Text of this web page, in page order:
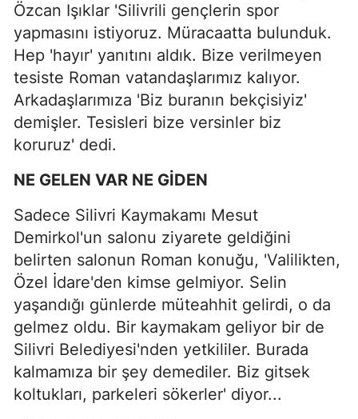
Özcan Işıklar 'Silivrili gençlerin spor
yapmasını istiyoruz. Müracaatta bulunduk.
Hep 'hayır' yanıtını aldık. Bize verilmeyen
tesiste Roman vatandaşlarımız kalıyor.
Arkadaşlarımıza 'Biz buranın bekçisiyiz'
demişler. Tesisleri bize versinler biz
koruruz' dedi.
NE GELEN VAR NE GİDEN
Sadece Silivri Kaymakamı Mesut
Demirkol'un salonu ziyarete geldiğini
belirten salonun Roman konuğu, 'Valilikten,
Özel İdare'den kimse gelmiyor. Selin
yaşandığı günlerde müteahhit gelirdi, o da
gelmez oldu. Bir kaymakam geliyor bir de
Silivri Belediyesi'nden yetkililer. Burada
kalmamıza bir şey demediler. Biz gitsek
koltukları, parkeleri sökerler' diyor...